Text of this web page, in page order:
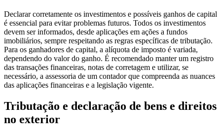
Declarar corretamente os investimentos e possíveis ganhos de capital
é essencial para evitar problemas futuros. Todos os investimentos
devem ser informados, desde aplicações em ações a fundos
imobiliários, sempre respeitando as regras específicas de tributação.
Para os ganhadores de capital, a alíquota de imposto é variada,
dependendo do valor do ganho. É recomendado manter um registro
das transações financeiras, notas de corretagem e utilizar, se
necessário, a assessoria de um contador que compreenda as nuances
das aplicações financeiras e a legislação vigente.
Tributação e declaração de bens e direitos
no exterior